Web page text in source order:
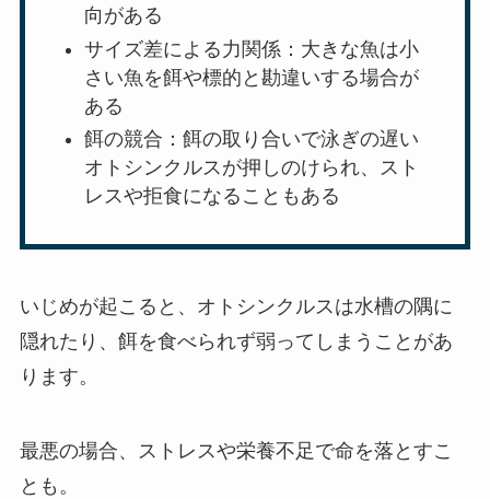
向がある
サイズ差による力関係：大きな魚は小
さい魚を餌や標的と勘違いする場合が
ある
餌の競合：餌の取り合いで泳ぎの遅い
オトシンクルスが押しのけられ、スト
レスや拒食になることもある
いじめが起こると、オトシンクルスは水槽の隅に
隠れたり、餌を食べられず弱ってしまうことがあ
ります。
最悪の場合、ストレスや栄養不足で命を落とすこ
とも。